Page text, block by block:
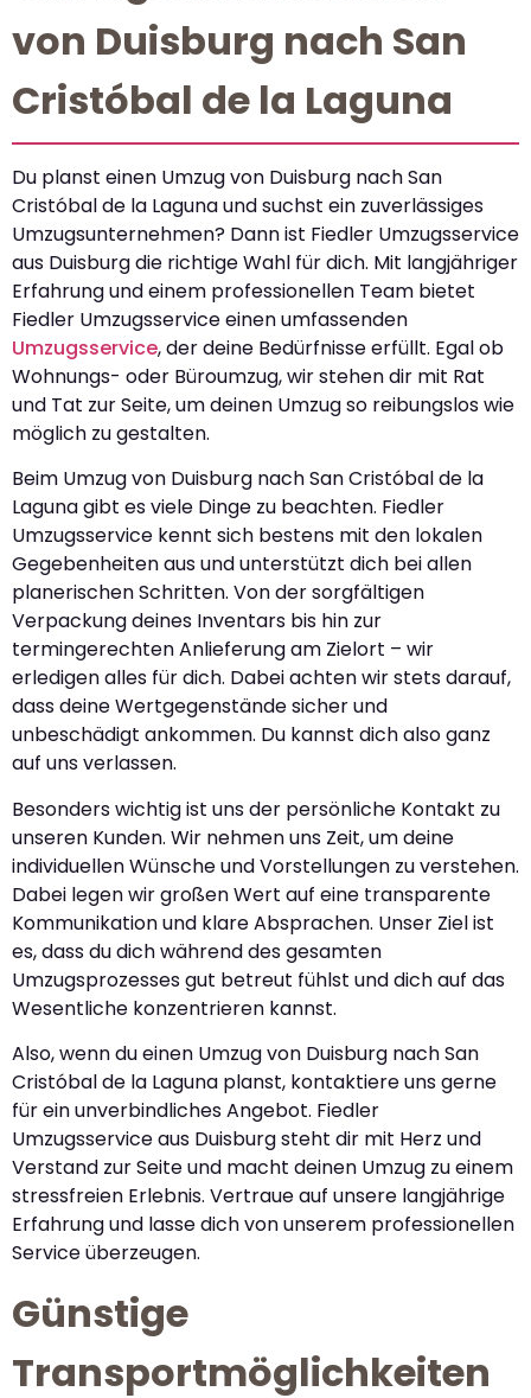
von Duisburg nach San
Cristóbal de la Laguna
Du planst einen Umzug von Duisburg nach San
Cristóbal de la Laguna und suchst ein zuverlässiges
Umzugsunternehmen? Dann ist Fiedler Umzugsservice
aus Duisburg die richtige Wahl für dich. Mit langjähriger
Erfahrung und einem professionellen Team bietet
Fiedler Umzugsservice einen umfassenden
Umzugsservice, der deine Bedürfnisse erfüllt. Egal ob
Wohnungs- oder Büroumzug, wir stehen dir mit Rat
und Tat zur Seite, um deinen Umzug so reibungslos wie
möglich zu gestalten.
Beim Umzug von Duisburg nach San Cristóbal de la
Laguna gibt es viele Dinge zu beachten. Fiedler
Umzugsservice kennt sich bestens mit den lokalen
Gegebenheiten aus und unterstützt dich bei allen
planerischen Schritten. Von der sorgfältigen
Verpackung deines Inventars bis hin zur
termingerechten Anlieferung am Zielort – wir
erledigen alles für dich. Dabei achten wir stets darauf,
dass deine Wertgegenstände sicher und
unbeschädigt ankommen. Du kannst dich also ganz
auf uns verlassen.
Besonders wichtig ist uns der persönliche Kontakt zu
unseren Kunden. Wir nehmen uns Zeit, um deine
individuellen Wünsche und Vorstellungen zu verstehen.
Dabei legen wir großen Wert auf eine transparente
Kommunikation und klare Absprachen. Unser Ziel ist
es, dass du dich während des gesamten
Umzugsprozesses gut betreut fühlst und dich auf das
Wesentliche konzentrieren kannst.
Also, wenn du einen Umzug von Duisburg nach San
Cristóbal de la Laguna planst, kontaktiere uns gerne
für ein unverbindliches Angebot. Fiedler
Umzugsservice aus Duisburg steht dir mit Herz und
Verstand zur Seite und macht deinen Umzug zu einem
stressfreien Erlebnis. Vertraue auf unsere langjährige
Erfahrung und lasse dich von unserem professionellen
Service überzeugen.
Günstige
Transportmöglichkeiten